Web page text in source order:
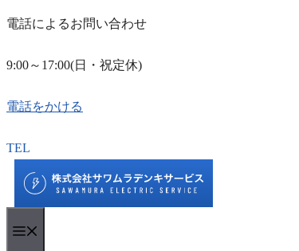
電話によるお問い合わせ
9:00～17:00(日・祝定休)
電話をかける
コ
ツ
TEL